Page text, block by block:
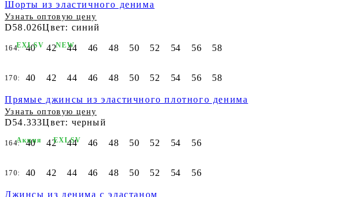
Шорты из эластичного денима
Узнать оптовую цену
D58.026Цвет: синий
164: 40 42 44 46 48 50 52 54 56 58
170: 40 42 44 46 48 50 52 54 56 58
Прямые джинсы из эластичного плотного денима
Узнать оптовую цену
D54.333Цвет: черный
EXLSV NEW
164: 40 42 44 46 48 50 52 54 56
170: 40 42 44 46 48 50 52 54 56
Джинсы из денима с эластаном
Акция EXLSV